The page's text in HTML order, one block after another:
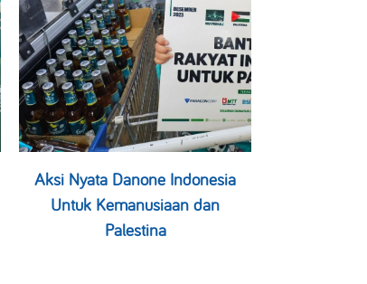
Aksi Nyata Danone Indonesia
Untuk Kemanusiaan dan
Palestina